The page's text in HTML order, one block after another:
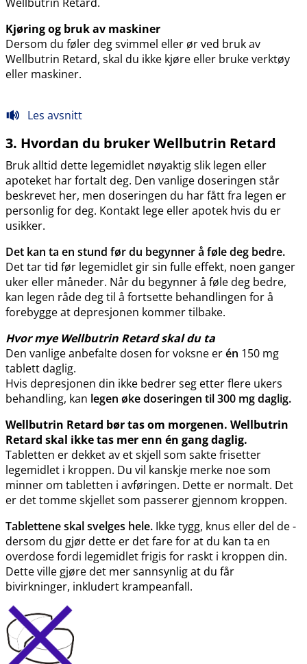
Kjøring og bruk av maskiner
Dersom du føler deg svimmel eller ør ved bruk av
Wellbutrin Retard, skal du ikke kjøre eller bruke verktøy
eller maskiner.
Les avsnitt
3. Hvordan du bruker Wellbutrin Retard
Bruk alltid dette legemidlet nøyaktig slik legen eller
apoteket har fortalt deg. Den vanlige doseringen står
beskrevet her, men doseringen du har fått fra legen er
personlig for deg. Kontakt lege eller apotek hvis du er
usikker.
Det kan ta en stund før du begynner å føle deg bedre.
Det tar tid før legemidlet gir sin fulle effekt, noen ganger
uker eller måneder. Når du begynner å føle deg bedre,
kan legen råde deg til å fortsette behandlingen for å
forebygge at depresjonen kommer tilbake.
Hvor mye Wellbutrin Retard skal du ta
Den vanlige anbefalte dosen for voksne erén 150 mg
tablett daglig.
Hvis depresjonen din ikke bedrer seg etter flere ukers
behandling, kan legen øke doseringen til 300 mg daglig.
Wellbutrin Retard bør tas om morgenen. Wellbutrin
Retard skal ikke tas mer enn én gang daglig.
Tabletten er dekket av et skjell som sakte frisetter
legemidlet i kroppen. Du vil kanskje merke noe som
minner om tabletten i avføringen. Dette er normalt. Det
er det tomme skjellet som passerer gjennom kroppen.
Tablettene skal svelges hele. Ikke tygg, knus eller del de -
dersom du gjør dette er det fare for at du kan ta en
overdose fordi legemidlet frigis for raskt i kroppen din.
Dette ville gjøre det mer sannsynlig at du får
bivirkninger, inkludert krampeanfall.